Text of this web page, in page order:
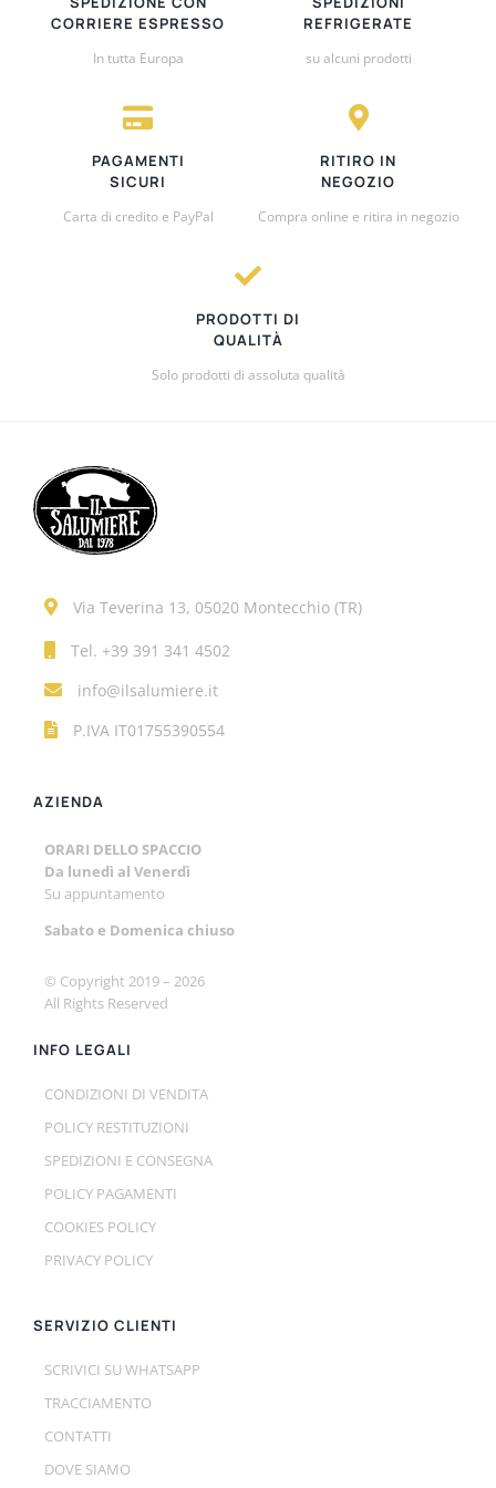
CORRIERE ESPRESSO
In tutta Europa
REFRIGERATE
su alcuni prodotti
PAGAMENTI
SICURI
Carta di credito e PayPal
RITIRO IN
NEGOZIO
Compra online e ritira in negozio
PRODOTTI DI
QUALITÀ
Solo prodotti di assoluta qualità
Via Teverina 13, 05020 Montecchio (TR)
Tel. +39 391 341 4502
info@ilsalumiere.it
P.IVA IT01755390554
AZIENDA
ORARI DELLO SPACCIO
Da lunedì al Venerdì
Su appuntamento
Sabato e Domenica chiuso
© Copyright 2019 – 2026
All Rights Reserved
INFO LEGALI
CONDIZIONI DI VENDITA
POLICY RESTITUZIONI
SPEDIZIONI E CONSEGNA
POLICY PAGAMENTI
COOKIES POLICY
PRIVACY POLICY
SERVIZIO CLIENTI
SCRIVICI SU WHATSAPP
TRACCIAMENTO
CONTATTI
DOVE SIAMO